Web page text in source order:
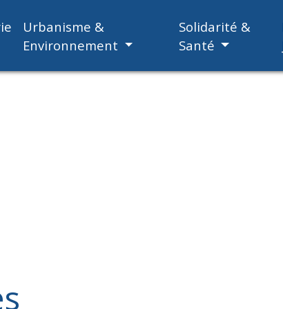
Urbanisme &
Environnement
Solidarité &
Santé